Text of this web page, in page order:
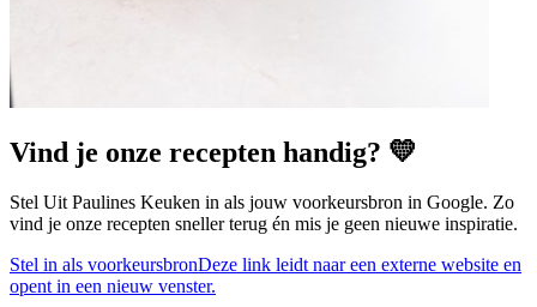
Vind je onze recepten handig? 💛
Stel Uit Paulines Keuken in als jouw voorkeursbron in Google. Zo
vind je onze recepten sneller terug én mis je geen nieuwe inspiratie.
Stel in als voorkeursbronDeze link leidt naar een externe website en
opent in een nieuw venster.